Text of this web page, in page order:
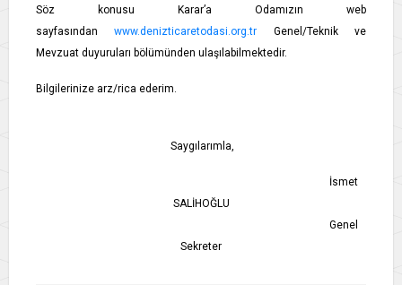
Söz konusu Karar’a Odamızın web
sayfasındanwww.denizticaretodasi.org.tr Genel/Teknik ve
Mevzuat duyuruları bölümünden ulaşılabilmektedir.
Bilgilerinize arz/rica ederim.
Saygılarımla,
İsmet
SALİHOĞLU
Genel
Sekreter